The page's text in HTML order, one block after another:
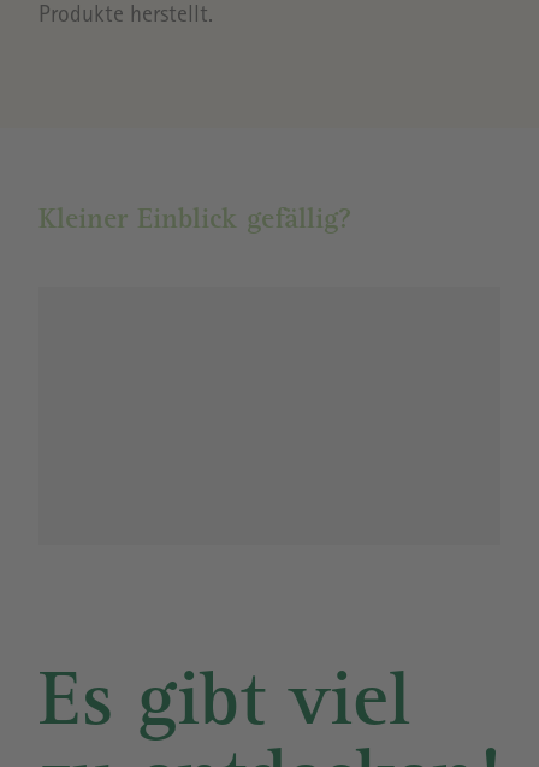
Produkte herstellt.
Kleiner Einblick gefällig?
Es gibt viel